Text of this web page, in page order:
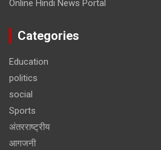
Online Hindi News Portal
Categories
Education
politics
social
Sports
अंतरराष्ट्रीय
आगजनी